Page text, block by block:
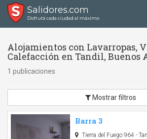
Salidores.com
Disfrutá cada ciudad al máximo
Alojamientos con Lavarropas,
Calefacción en Tandil, Buenos
1 publicaciones
Mostrar filtros
Barra 3
Tierra del Fuego 964 -